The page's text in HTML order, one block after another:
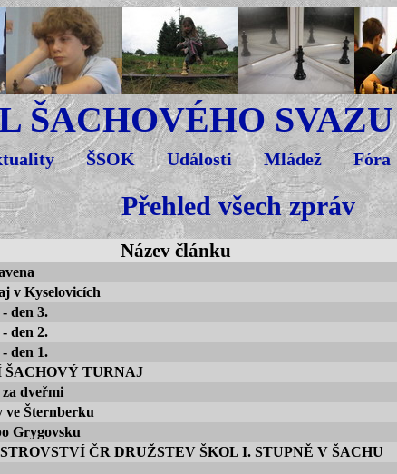
ŠACHOVÉHO
ŠSOK Události Mládež Fóra
Přehled všech zpráv
Název článku
v Kyselovicích
den 3.
den 2.
den 1.
TURNAJ
dveřmi
ve Šternberku
Grygovsku
ČR DRUŽSTEV ŠKOL I. STUPNĚ V ŠACHU